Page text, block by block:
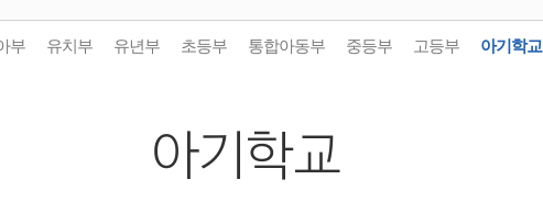
부 유치부 유년부 초등부 통합아동부 중등부 고등부 아기학교
아기학교